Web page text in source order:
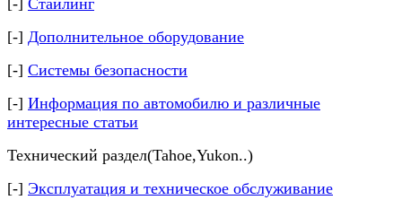
[-] Стайлинг
[-] Дополнительное оборудование
[-] Системы безопасности
[-] Информация по автомобилю и различные
интересные статьи
Технический раздел(Tahoe,Yukon..)
[-] Эксплуатация и техническое обслуживание